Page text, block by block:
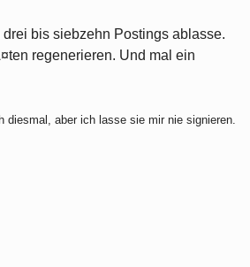
bis siebzehn Postings ablasse.
regenerieren. Und mal ein
aber ich lasse sie mir nie signieren.